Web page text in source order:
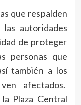
que respalden
autoridades
de proteger
personas que
también a los
afectados.
Plaza Central